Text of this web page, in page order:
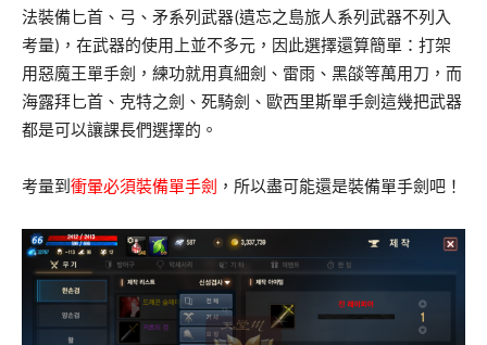
法裝備匕首、弓、矛系列武器(遺忘之島旅人系列武器不列入
考量)，在武器的使用上並不多元，因此選擇還算簡單：打架
用惡魔王單手劍，練功就用真細劍、雷雨、黑燄等萬用刀，而
海露拜匕首、克特之劍、死騎劍、歐西里斯單手劍這幾把武器
都是可以讓課長們選擇的。
考量到衝暈必須裝備單手劍 ，所以盡可能還是裝備單手劍吧！